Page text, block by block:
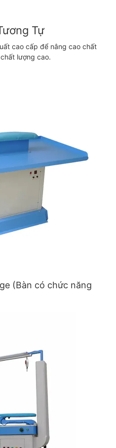
Tự
cao cấp để nâng cao chất
lượng cao.
(Bàn có chức năng